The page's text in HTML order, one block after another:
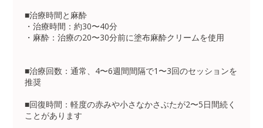
■治療時間と麻酔
・治療時間：約30〜40分
・麻酔：治療の20〜30分前に塗布麻酔クリームを使用
■治療回数：通常、4〜6週間間隔で1〜3回のセッションを
推奨
■回復時間：軽度の赤みや小さなかさぶたが2〜5日間続く
ことがあります